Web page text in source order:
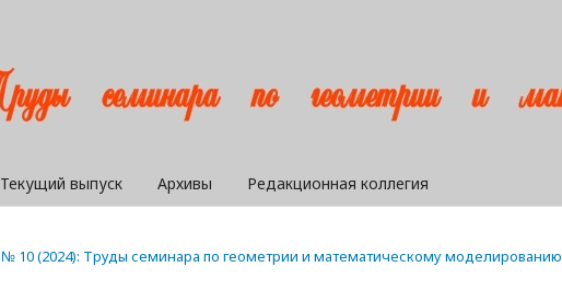
Текущий выпуск Архивы Редакционная коллегия
№ 10 (2024): Труды семинара по геометрии и математическому моделированию